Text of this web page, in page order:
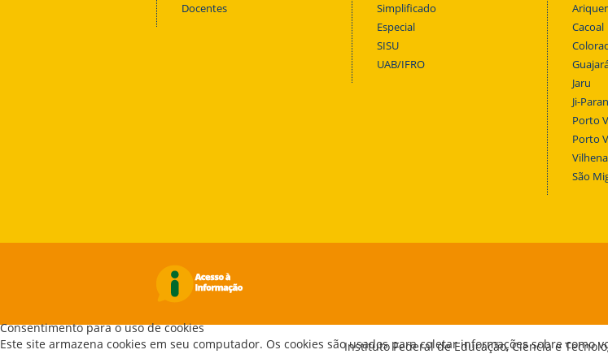
Docentes
Simplificado
Especial
SISU
UAB/IFRO
Cacoal
Jaru
Ji-
Porto
Porto
Vilhena
São
Instituto Federal de Educação, Ciência e
Consentimento para o uso de cookies
Este site armazena cookies em seu computador. Os cookies são usados para coletar informações sobre